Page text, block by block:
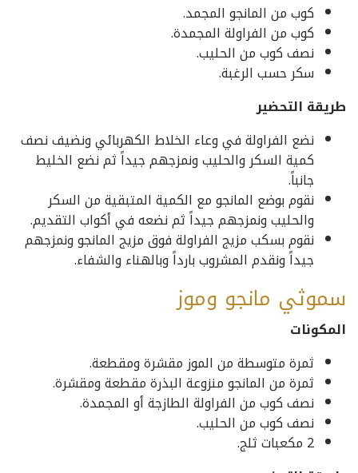
كوب من المانجو المجمد.
كوب من الفراولة المجمدة.
نصف كوب من الحليب.
سكر حسب الرغبة.
طريقة التحضير
نضع الفراولة في وعاء الخلاط الكهربائي ونضيف نصف
كمية السكر والحليب ونمزجهم جيداً ثم نضع الخليط
جانباً.
نقوم بوضع المانجو مع الكمية المتبقية من السكر
والحليب ونمزجهم جيداً ثم نضعه في أكواب التقديم.
نقوم بسكب مزيج الفراولة فوق مزيج المانجو ونمزجهم
جيداً ونقدم المشروب بارداً وبالهناء والشفاء.
سموثي مانجو وموز
المكونات
ثمرة متوسطة من الموز مقشرة ومقطعة.
ثمرة من المانجو منزوعة البذرة مقطعة ومقشرة.
نصف كوب من الفراولة الطازجة أو المجمدة.
نصف كوب من الحليب.
2 مكعبات ثلج.